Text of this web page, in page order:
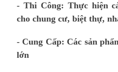
- Thi Công: Thực hiện
cho chung cư, biệt thự,
- Cung Cấp: Các sản
lớn